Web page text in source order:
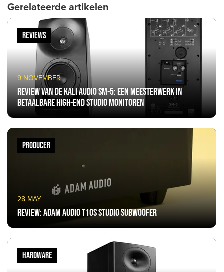
Gerelateerde artikelen
9 NOVEMBER
Review van de Kali Audio SM-5: Een Meesterwerk in
Betaalbare High-End Studio Monitoren
REVIEWS
28 MAY
Review: ADAM Audio T10S Studio Subwoofer
PRODUCER
HARDWARE